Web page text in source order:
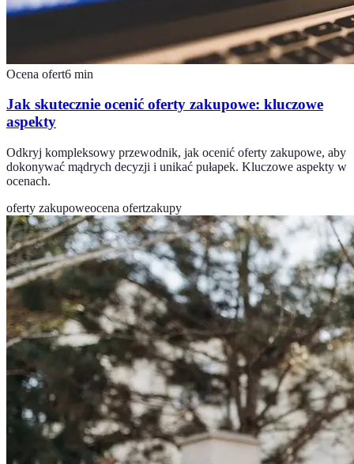
Ocena ofert6 min
Jak skutecznie ocenić oferty zakupowe: kluczowe
aspekty
Odkryj kompleksowy przewodnik, jak ocenić oferty zakupowe, aby
dokonywać mądrych decyzji i unikać pułapek. Kluczowe aspekty w
ocenach.
oferty zakupoweocena ofertzakupy